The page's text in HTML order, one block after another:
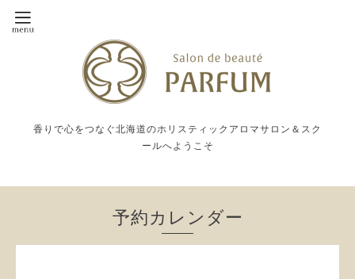
香りで心をつなぐ北海道のホリスティックアロマサロン＆スク
ールへようこそ
予約カレンダー